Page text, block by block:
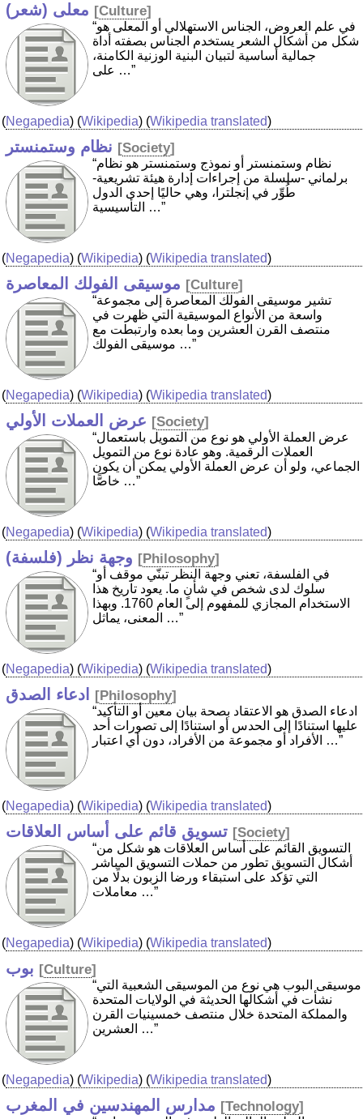
معلى (شعر) [Culture]
“في علم العروض، الجناس الاستهلالي أو المعلى هو
شكل من أشكال الشعر يستخدم الجناس بصفته أداة
جمالية أساسية لتبيان البنية الوزنية الكامنة،
على …”
(Negapedia) (Wikipedia) (Wikipedia translated)
نظام وستمنستر [Society]
“نظام وستمنستر أو نموذج وستمنستر هو نظام
برلماني -سلسلة من إجراءات إدارة هيئة تشريعية-
طُوِّر في إنجلترا، وهي حاليًا إحدى الدول
التأسيسية …”
(Negapedia) (Wikipedia) (Wikipedia translated)
موسيقى الفولك المعاصرة [Culture]
“تشير موسيقى الفولك المعاصرة إلى مجموعة
واسعة من الأنواع الموسيقية التي ظهرت في
منتصف القرن العشرين وما بعده وارتبطت مع
موسيقى الفولك …”
(Negapedia) (Wikipedia) (Wikipedia translated)
عرض العملات الأولي [Society]
“عرض العملة الأولي هو نوع من التمويل باستعمال
العملات الرقمية. وهو عادة نوع من التمويل
الجماعي، ولو أن عرض العملة الأولي يمكن أن يكون
خاصًّا …”
(Negapedia) (Wikipedia) (Wikipedia translated)
وجهة نظر (فلسفة) [Philosophy]
“في الفلسفة، تعني وجهة النظر تبنّي موقف أو
سلوك لدى شخص في شأنٍ ما. يعود تاريخ هذا
الاستخدام المجازي للمفهوم إلى العام 1760. وبهذا
المعنى، يماثل …”
(Negapedia) (Wikipedia) (Wikipedia translated)
ادعاء الصدق [Philosophy]
“ادعاء الصدق هو الاعتقاد بصحة بيان معين أو التأكيد
عليها استنادًا إلى الحدس أو استنادًا إلى تصورات أحد
الأفراد أو مجموعة من الأفراد، دون أي اعتبار …”
(Negapedia) (Wikipedia) (Wikipedia translated)
تسويق قائم على أساس العلاقات [Society]
“التسويق القائم على أساس العلاقات هو شكل من
أشكال التسويق تطور من حملات التسويق المباشر
التي تؤكد على استبقاء ورضا الزبون بدلًا من
معاملات …”
(Negapedia) (Wikipedia) (Wikipedia translated)
بوب [Culture]
“موسيقى البوب هي نوع من الموسيقى الشعبية التي
نشأت في أشكالها الحديثة في الولايات المتحدة
والمملكة المتحدة خلال منتصف خمسينيات القرن
العشرين …”
(Negapedia) (Wikipedia) (Wikipedia translated)
مدارس المهندسين في المغرب [Technology]